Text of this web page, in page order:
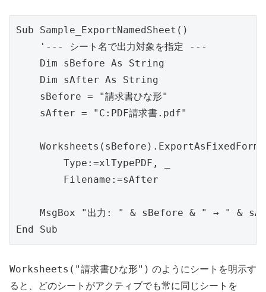
Sub Sample_ExportNamedSheet()
    '--- シート名で出力対象を指定 ---
    Dim sBefore As String
    Dim sAfter As String
    sBefore = "請求書ひな形"
    sAfter = "C:PDF請求書.pdf"
        Type:=xlTypePDF, _
        Filename:=sAfter
MsgBox "出力: " & sBefore & " → " &
End Sub
Worksheets("請求書ひな形") のようにシートを明示す
ると、どのシートがアクティブでも常に同じシートを